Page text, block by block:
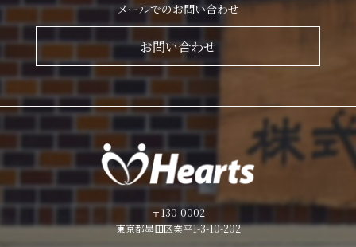
メールでのお問い合わせ
お問い合わせ
〒130-0002
東京都墨田区業平1-3-10-202